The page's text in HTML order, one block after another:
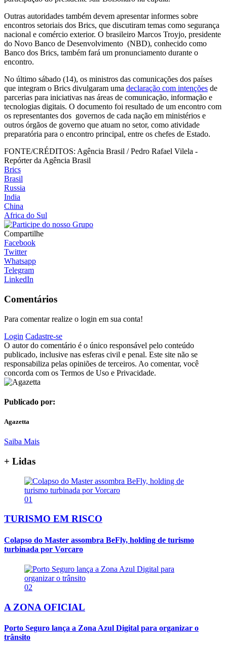
Outras autoridades também devem apresentar informes sobre
encontros setoriais dos Brics, que discutiram temas como segurança
nacional e comércio exterior. O brasileiro Marcos Troyjo, presidente
do Novo Banco de Desenvolvimento (NBD), conhecido como
Banco dos Brics, também fará um pronunciamento durante o
encontro.
No último sábado (14), os ministros das comunicações dos países
que integram o Brics divulgaram uma declaração com intenções de
parcerias para iniciativas nas áreas de comunicação, informação e
tecnologias digitais. O documento foi resultado de um encontro com
os representantes dos governos de cada nação em ministérios e
outros órgãos de governo que atuam no setor, como atividade
preparatória para o encontro principal, entre os chefes de Estado.
FONTE/CRÉDITOS: Agência Brasil / Pedro Rafael Vilela -
Repórter da Agência Brasil
Brics
Brasil
Russia
India
China
Africa do Sul
Compartilhe
Facebook
Twitter
Whatsapp
Telegram
LinkedIn
Comentários
Para comentar realize o login em sua conta!
Login Cadastre-se
O autor do comentário é o único responsável pelo conteúdo
publicado, inclusive nas esferas civil e penal. Este site não se
responsabiliza pelas opiniões de terceiros. Ao comentar, você
concorda com os Termos de Uso e Privacidade.
Publicado por:
Agazetta
Saiba Mais
+ Lidas
01
TURISMO EM RISCO
Colapso do Master assombra BeFly, holding de turismo
turbinada por Vorcaro
02
A ZONA OFICIAL
Porto Seguro lança a Zona Azul Digital para organizar o
trânsito